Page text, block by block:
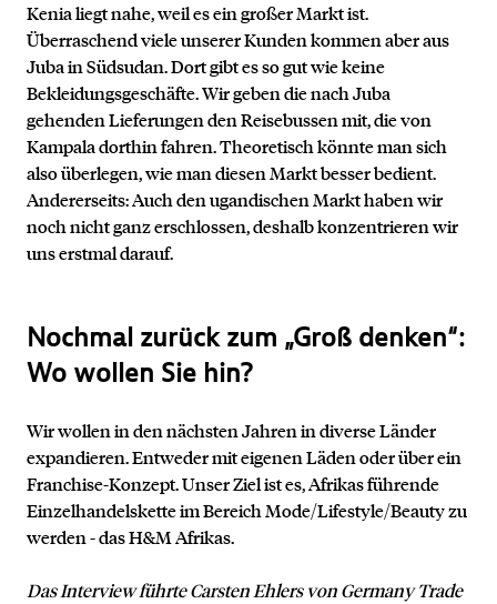
Kenia liegt nahe, weil es ein großer Markt ist.
Überraschend viele unserer Kunden kommen aber aus
Juba in Südsudan. Dort gibt es so gut wie keine
Bekleidungsgeschäfte. Wir geben die nach Juba
gehenden Lieferungen den Reisebussen mit, die von
Kampala dorthin fahren. Theoretisch könnte man sich
also überlegen, wie man diesen Markt besser bedient.
Andererseits: Auch den ugandischen Markt haben wir
noch nicht ganz erschlossen, deshalb konzentrieren wir
uns erstmal darauf.
Nochmal zurück zum „Groß denken“:
Wo wollen Sie hin?
Wir wollen in den nächsten Jahren in diverse Länder
expandieren. Entweder mit eigenen Läden oder über ein
Franchise-Konzept. Unser Ziel ist es, Afrikas führende
Einzelhandelskette im Bereich Mode/Lifestyle/Beauty zu
werden - das H&M Afrikas.
Das Interview führte Carsten Ehlers von Germany Trade